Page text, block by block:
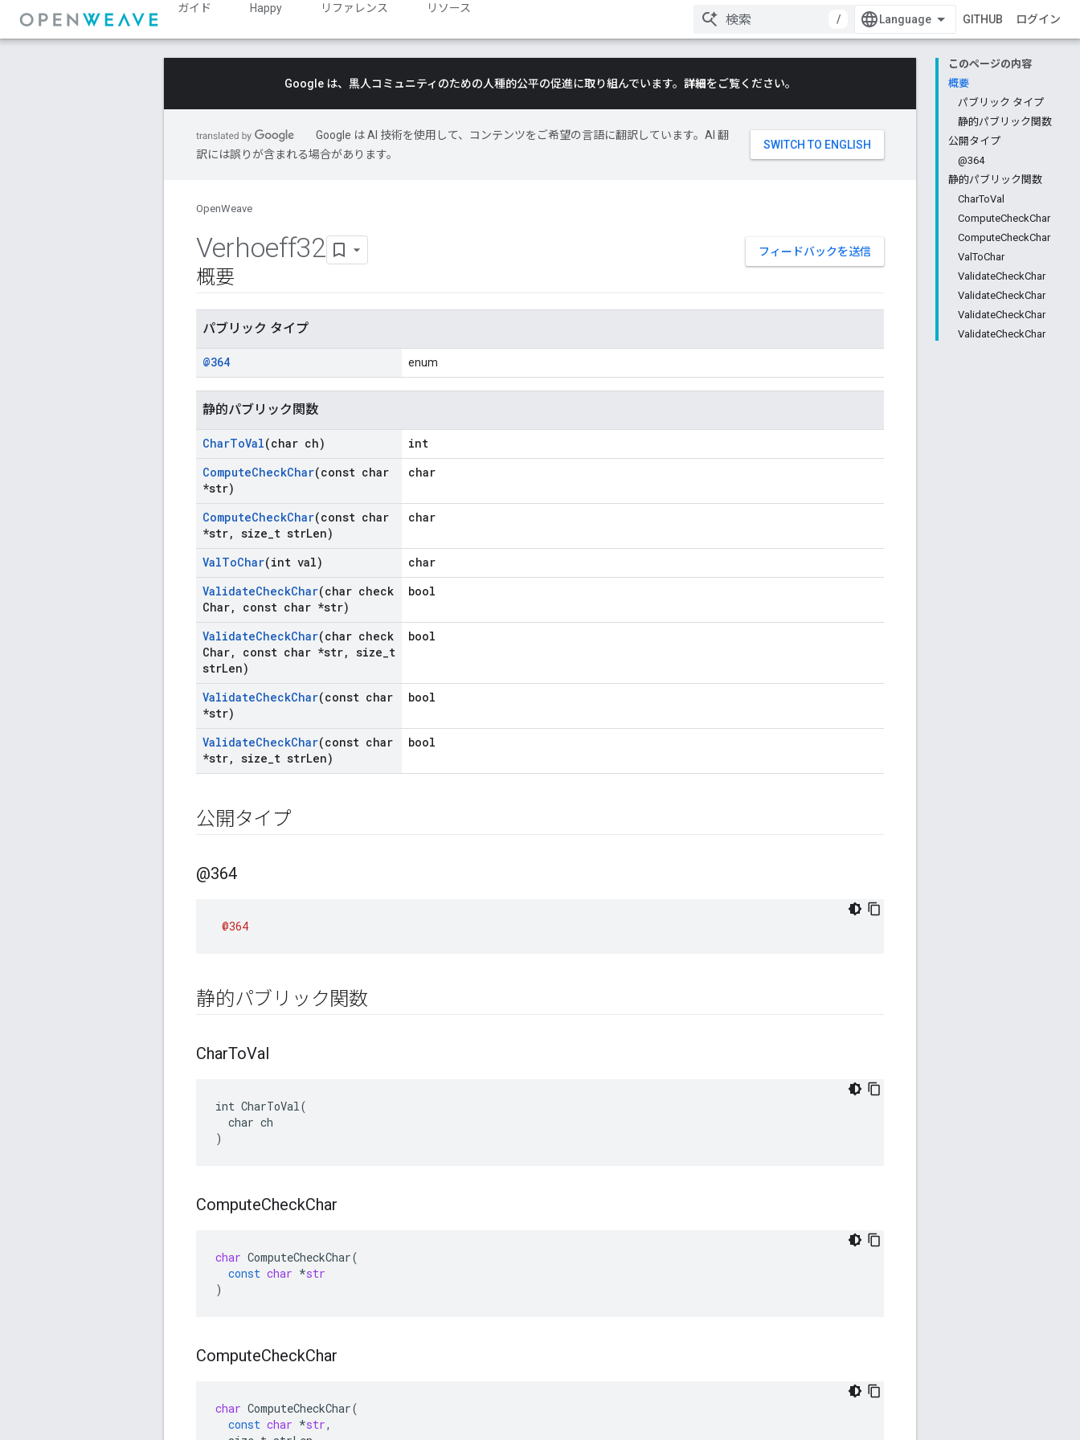
ガイド Happy リファレンス
リソース
/
GITHUB ログイン
このページの内容
概要
パブリック タイプ
静的パブリック関数
公開タイプ
@364
静的パブリック関数
CharToVal
ComputeCheckChar
ComputeCheckChar
ValToChar
ValidateCheckChar
ValidateCheckChar
ValidateCheckChar
ValidateCheckChar
Google は、黒人コミュニティのための人種的公平の促進に取り組んでいます。 詳細をご覧ください。
Google は AI 技術を使用して、コンテンツをご希望の言語に翻訳しています。AI 翻
訳には誤りが含まれる場合があります。
OpenWeave
フィードバックを送信
Verhoeff32
概要
パブリック タイプ
@364 enum
静的パブリック関数
CharToVal(char ch)
int
ComputeCheckChar(const char
*str)
char
ComputeCheckChar(const char
*str, size t strLen)
char
ValToChar(int val)
char
ValidateCheckChar(char check
Char, const char *str)
bool
ValidateCheckChar(char check
Char, const char *str, size t
strLen)
bool
ValidateCheckChar(const char
*str)
bool
ValidateCheckChar(const char
*str, size t strLen)
bool
公開タイプ
@364
@364
静的パブリック関数
CharToVal
int CharToVal(
  char ch
)
ComputeCheckChar
char ComputeCheckChar(
const char *str
)
ComputeCheckChar
char ComputeCheckChar(
const char *str,